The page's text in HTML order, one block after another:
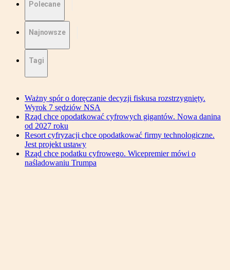
Polecane
Najnowsze
Tagi
Ważny spór o doręczanie decyzji fiskusa rozstrzygnięty.
Wyrok 7 sędziów NSA
Rząd chce opodatkować cyfrowych gigantów. Nowa danina
od 2027 roku
Resort cyfryzacji chce opodatkować firmy technologiczne.
Jest projekt ustawy
Rząd chce podatku cyfrowego. Wicepremier mówi o
naśladowaniu Trumpa